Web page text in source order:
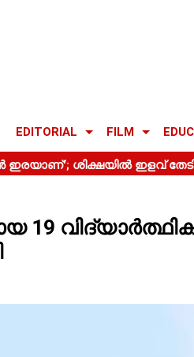
EDITORIAL FILM
19